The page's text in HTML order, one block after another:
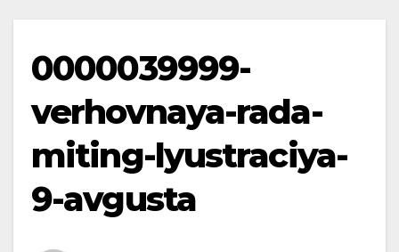
0000039999-
verhovnaya-rada-
miting-lyustraciya-
9-avgusta